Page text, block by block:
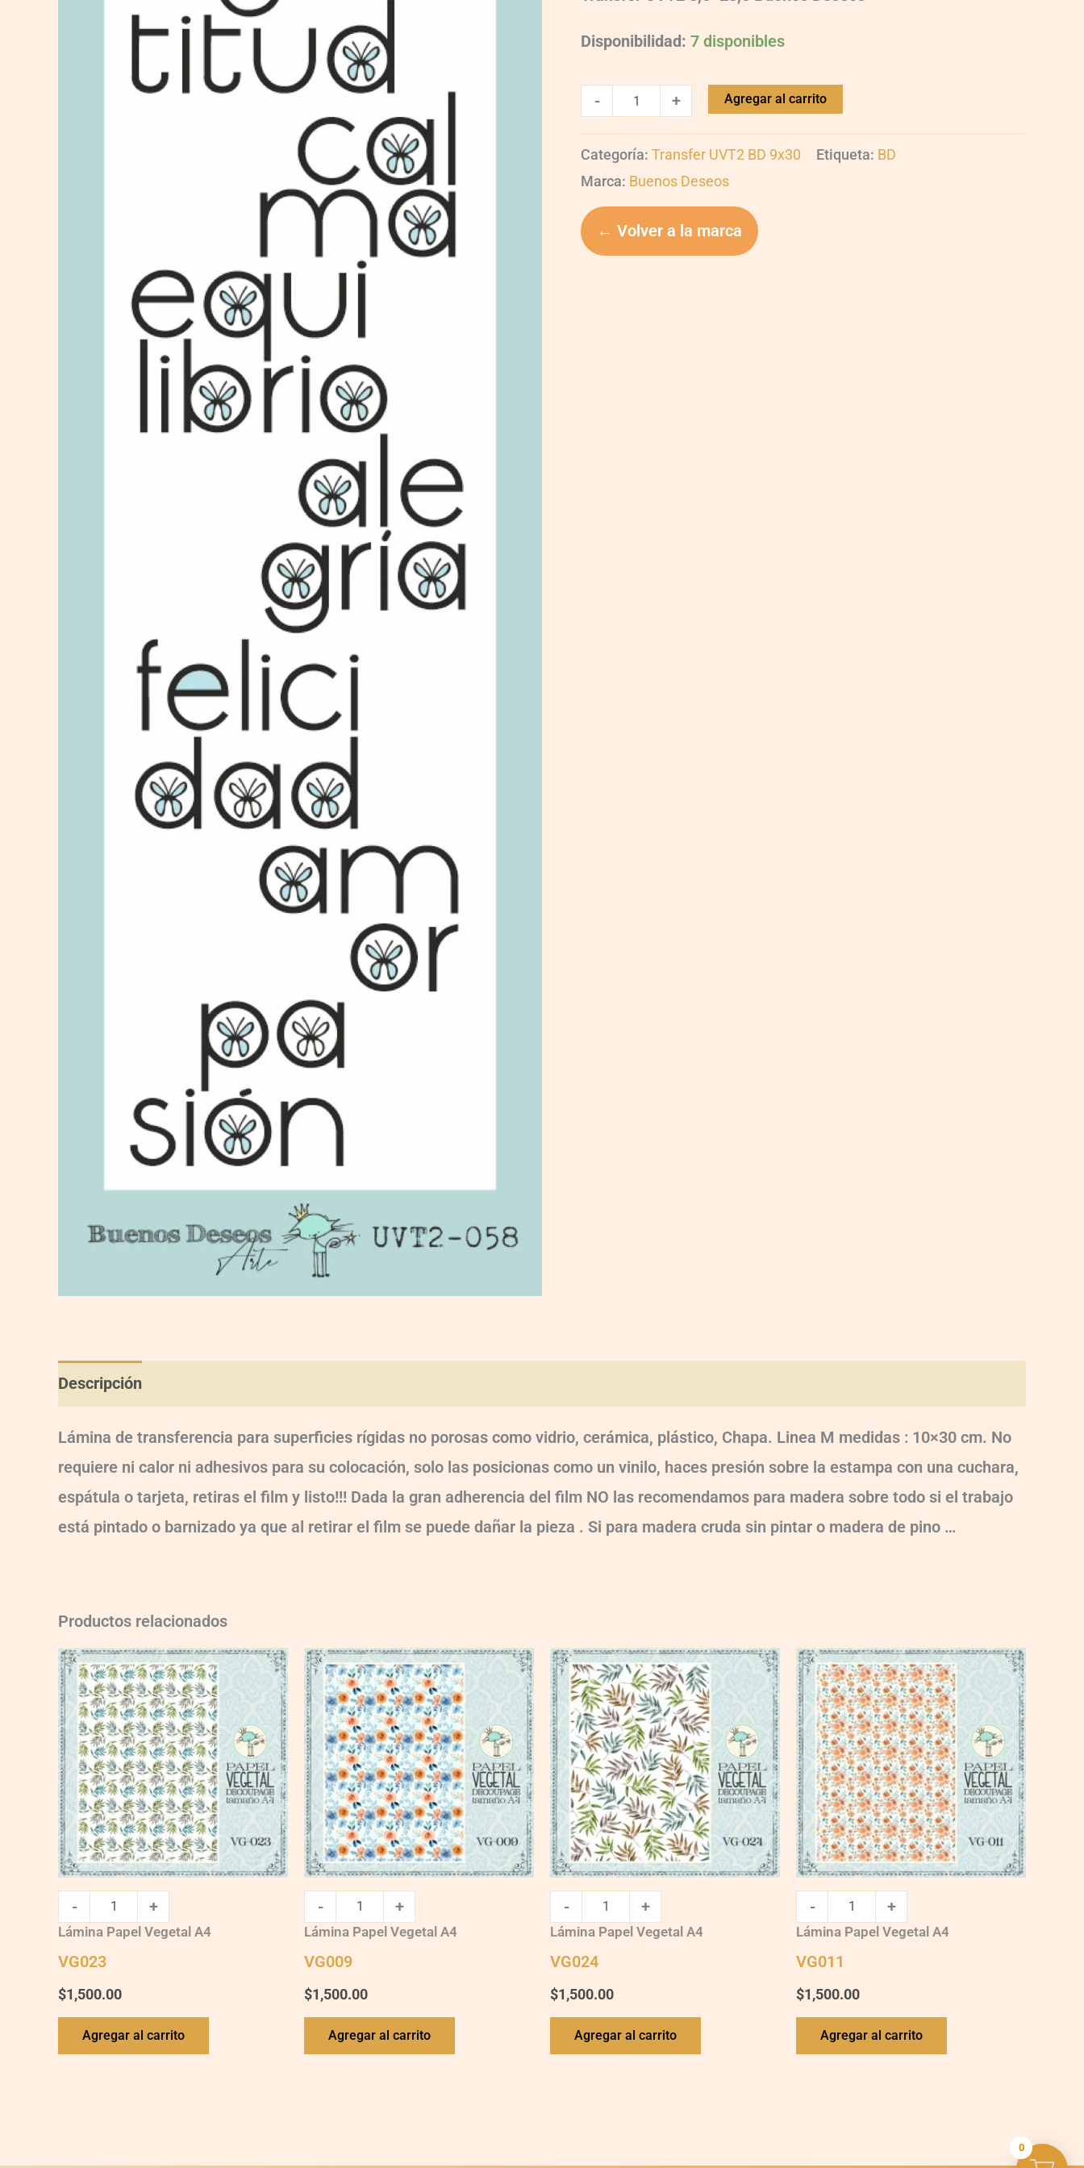
Disponibilidad: 7 disponibles
- + Agregar al carrito
Categoría: Transfer UVT2 BD 9x30 Etiqueta: BD
Marca: Buenos Deseos
← Volver a la marca
Descripción
Lámina de transferencia para superficies rígidas no porosas como vidrio, cerámica, plástico, Chapa. Linea M medidas : 10×30 cm. No
requiere ni calor ni adhesivos para su colocación, solo las posicionas como un vinilo, haces presión sobre la estampa con una cuchara,
espátula o tarjeta, retiras el film y listo!!! Dada la gran adherencia del film NO las recomendamos para madera sobre todo si el trabajo
está pintado o barnizado ya que al retirar el film se puede dañar la pieza . Si para madera cruda sin pintar o madera de pino …
Productos relacionados
VG023
quantity
- +
Lámina Papel Vegetal A4
VG023
$1,500.00
Agregar al carrito
VG009
quantity
- +
Lámina Papel Vegetal A4
VG009
$1,500.00
Agregar al carrito
VG024
quantity
- +
Lámina Papel Vegetal A4
VG024
$1,500.00
Agregar al carrito
VG011
quantity
- +
Lámina Papel Vegetal A4
VG011
$1,500.00
Agregar al carrito
0